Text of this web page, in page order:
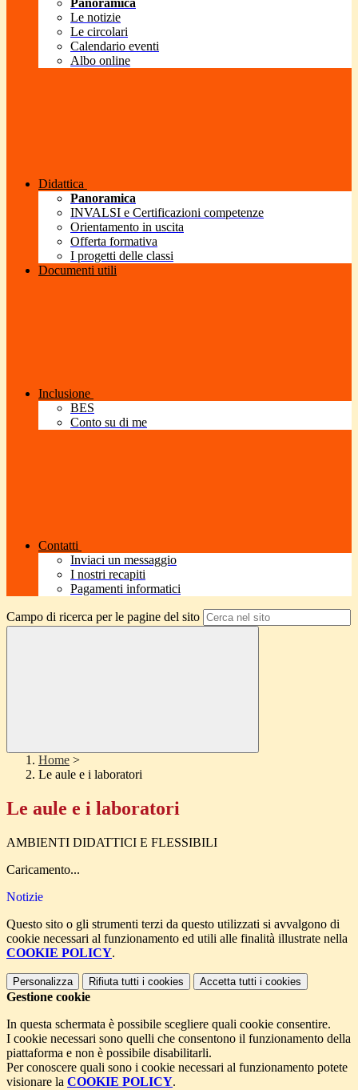
Panoramica
Le notizie
Le circolari
Calendario eventi
Albo online
Didattica
Panoramica
INVALSI e Certificazioni competenze
Orientamento in uscita
Offerta formativa
I progetti delle classi
Documenti utili
Inclusione
BES
Conto su di me
Contatti
Inviaci un messaggio
I nostri recapiti
Pagamenti informatici
Campo di ricerca per le pagine del sito
Home >
Le aule e i laboratori
Le aule e i laboratori
AMBIENTI DIDATTICI E FLESSIBILI
Caricamento...
Notizie
Questo sito o gli strumenti terzi da questo utilizzati si avvalgono di
cookie necessari al funzionamento ed utili alle finalità illustrate nella
COOKIE POLICY.
Personalizza Rifiuta tutti i cookies Accetta tutti i cookies
Gestione cookie
In questa schermata è possibile scegliere quali cookie consentire.
I cookie necessari sono quelli che consentono il funzionamento della
piattaforma e non è possibile disabilitarli.
Per conoscere quali sono i cookie necessari al funzionamento potete
visionare la COOKIE POLICY.